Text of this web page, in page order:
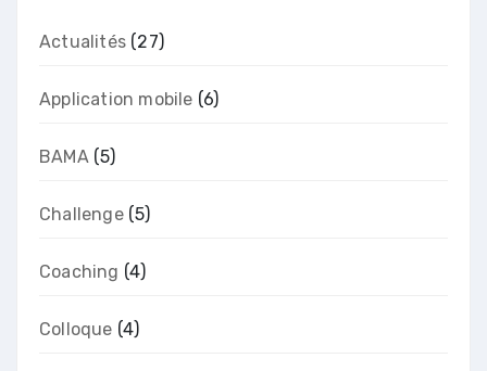
Actualités (27)
Application mobile (6)
BAMA (5)
Challenge(5)
Coaching (4)
Colloque (4)